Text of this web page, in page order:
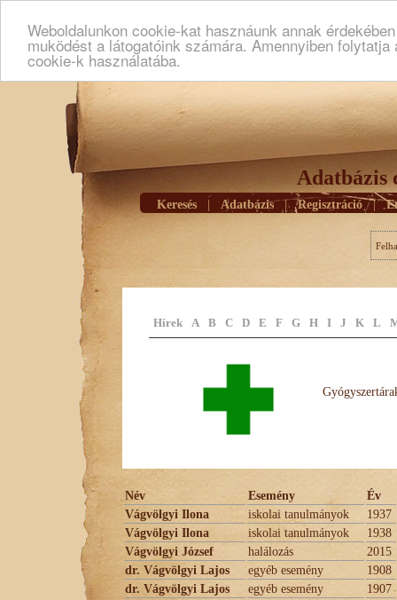
Weboldalunkon cookie-kat hasznáunk annak
muködést a látogatóink számára. Amennyiben
cookie-k használatába.
Adatbázis
Keresés Adatbázis | Regisztráció |
Hírek A B C D E F G H I J K L
Név Esemény
Év
Vágvölgyi Ilona
iskolai tanulmányok
1937
Vágvölgyi Ilona
iskolai tanulmányok
1938
Vágvölgyi József
halálozás
2015
dr. Vágvölgyi Lajos
egyéb esemény
1908
dr. Vágvölgyi Lajos
egyéb esemény
1907